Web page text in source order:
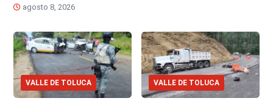
agosto 8, 2026
VALLE DE TOLUCA VALLE DE TOLUCA